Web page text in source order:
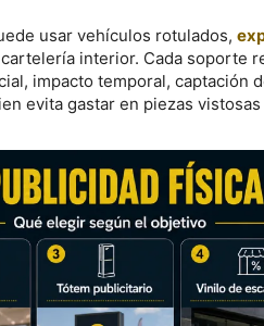
usar vehículos rotulados,
interior. Cada soporte
impacto temporal, captación
evita gastar en piezas